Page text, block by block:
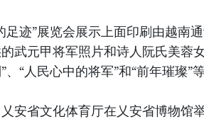
足迹”展览会展示上面印刷由越南
武元甲将军照片和诗人阮氏美蓉
、“人民心中的将军”和“前年璀璨”
安省文化体育厅在乂安省博物馆